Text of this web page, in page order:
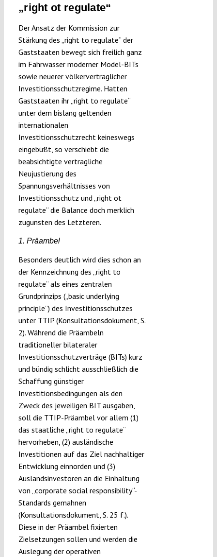
„right ot regulate“
Der Ansatz der Kommission zur
Stärkung des „right to regulate“ der
Gaststaaten bewegt sich freilich ganz
im Fahrwasser moderner Model-BITs
sowie neuerer völkervertraglicher
Investitionsschutzregime. Hatten
Gaststaaten ihr „right to regulate“
unter dem bislang geltenden
internationalen
Investitionsschutzrecht keineswegs
eingebüßt, so verschiebt die
beabsichtigte vertragliche
Neujustierung des
Spannungsverhältnisses von
Investitionsschutz und „right ot
regulate“ die Balance doch merklich
zugunsten des Letzteren.
1. Präambel
Besonders deutlich wird dies schon an
der Kennzeichnung des „right to
regulate“ als eines zentralen
Grundprinzips („basic underlying
principle”) des Investitionsschutzes
unter TTIP (Konsultationsdokument, S.
2). Während die Präambeln
traditioneller bilateraler
Investitionsschutzverträge (BITs) kurz
und bündig schlicht ausschließlich die
Schaffung günstiger
Investitionsbedingungen als den
Zweck des jeweiligen BIT ausgaben,
soll die TTIP-Präambel vor allem (1)
das staatliche „right to regulate“
hervorheben, (2) ausländische
Investitionen auf das Ziel nachhaltiger
Entwicklung einnorden und (3)
Auslandsinvestoren an die Einhaltung
von „corporate social responsibility“-
Standards gemahnen
(Konsultationsdokument, S. 25 f.).
Diese in der Präambel fixierten
Zielsetzungen sollen und werden die
Auslegung der operativen